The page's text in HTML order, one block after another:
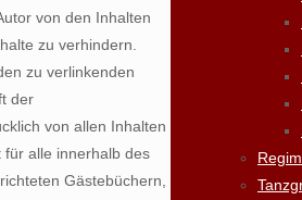
von den Inhalten
zu verhindern.
zu verlinkenden
der
von allen Inhalten
alle innerhalb des
Gästebüchern,